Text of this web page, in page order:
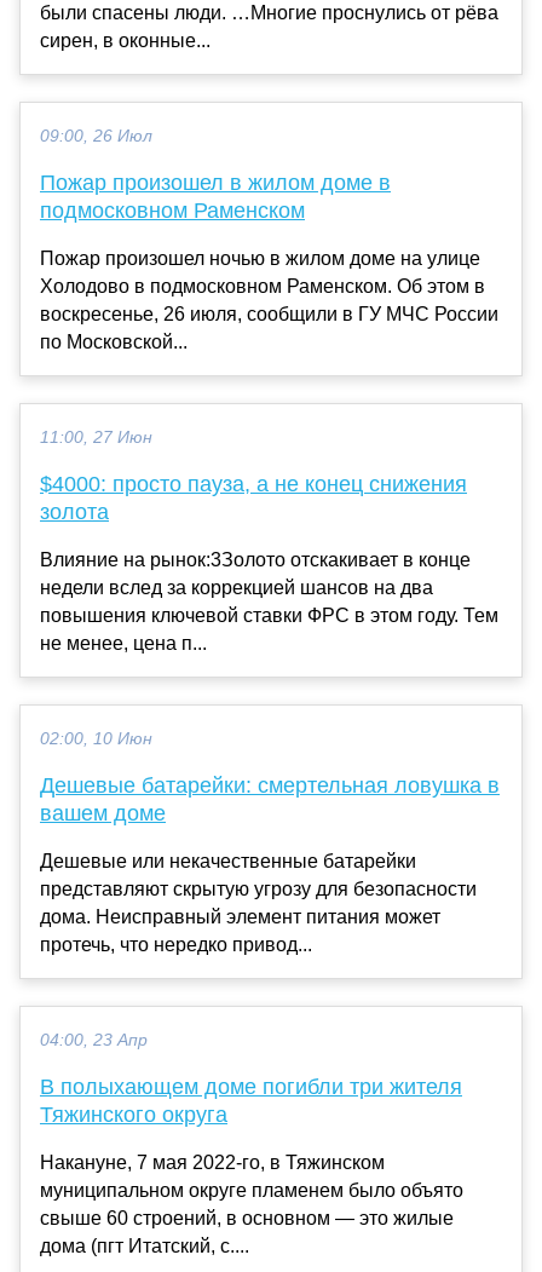
были спасены люди. …Многие проснулись от рёва
сирен, в оконные...
09:00, 26 Июл
Пожар произошел в жилом доме в
подмосковном Раменском
Пожар произошел ночью в жилом доме на улице
Холодово в подмосковном Раменском. Об этом в
воскресенье, 26 июля, сообщили в ГУ МЧС России
по Московской...
11:00, 27 Июн
$4000: просто пауза, а не конец снижения
золота
Влияние на рынок:3Золото отскакивает в конце
недели вслед за коррекцией шансов на два
повышения ключевой ставки ФРС в этом году. Тем
не менее, цена п...
02:00, 10 Июн
Дешевые батарейки: смертельная ловушка в
вашем доме
Дешевые или некачественные батарейки
представляют скрытую угрозу для безопасности
дома. Неисправный элемент питания может
протечь, что нередко привод...
04:00, 23 Апр
В полыхающем доме погибли три жителя
Тяжинского округа
Накануне, 7 мая 2022-го, в Тяжинском
муниципальном округе пламенем было объято
свыше 60 строений, в основном — это жилые
дома (пгт Итатский, с....